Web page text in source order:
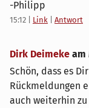
-Philipp
15:12 Link Antwort
Dirk Deimeke am
Schön, dass es
Rückmeldungen
auch weiterhin